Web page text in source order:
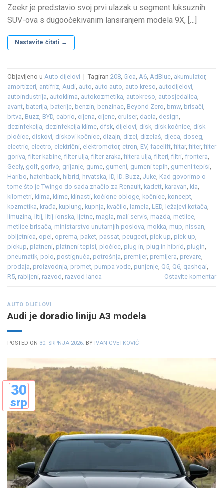
Zeekr je predstavio svoj prvi ulazak u segment luksuznih
SUV-ova s ​​dugoočekivanim lansiranjem modela 9X, […]
Nastavite čitati →
Objavljeno u Auto dijelovi | Tagiran 208, 5ica, A6, AdBlue, akumulator,
amortizeri, antifriz, Audi, auto, auto auto, auto kreso, autodijelovi,
autoindustrija, autoklima, autokozmetika, autokreso, autosjedalica,
avant, baterija, baterije, benzin, benzinac, Beyond Zero, bmw, brisači,
brtva, Buzz, BYD, cabrio, cijena, cijene, cruiser, dacia, design,
dezinfekcija, dezinfekcija klime, dfsk, dijelovi, disk, disk kočnice, disk
pločice, diskovi, diskovi kočnice, dizajn, dizel , dizelaš, djeca, doseg,
electric, electro, električni, elektromotor, etron, EV, facelift,filtar,filter,filter
goriva,filter kabine,filter ulja,filter zraka,filtera ulja,filteri,filtri, frontera,
Geely, golf, gorivo, grijanje, gume, gumeni, gumeni tepih, gumeni tepisi,
Haribo, hatchback, hibrid, hrvatska, ID, ID. Buzz, Juke, Kad govorimo o
tome što je Twingo do sada značio za Renault, kadett, karavan, kia,
kilometri, klima, klime, klinasti, kočione obloge, kočnice, koncept,
kozmetika, krađa, kuplung, kupnja, kvačilo, lamela, LED, ležajevi kotača,
limuzina, litij, litij-ionska, ljetne, magla, mali servis, mazda, metlice,
metlice brisača, ministarstvo unutarnjih poslova, mokka, mup, nissan,
obljetnica, opel , oprema, paket, passat, peugeot, pick up, pick-up,
pickup, platneni, platneni tepisi, pločice, plug in, plug in hibrid, plugin,
pneumatik, polo, postignuća, potrošnja, premijer, premijera, prevare,
prodaja, proizvodnja, promet, pumpa vode, punjenje, Q5, Q6, qashqai,
R5, rabljeni, razvod, razvod lanca Ostavite komentar
AUTO DIJELOVI
Audi je doradio liniju A3 modela
POSTED ON 30. SRPNJA 2026. BY IVAN CVETKOVIĆ
30
srp